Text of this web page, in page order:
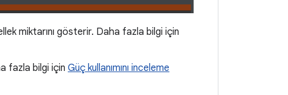
miktarını gösterir. Daha fazla bilgi için
fazla bilgi için Güç kullanımını inceleme